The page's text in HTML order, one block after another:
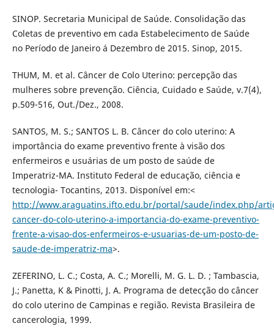
SINOP. Secretaria Municipal de Saúde. Consolidação das
Coletas de preventivo em cada Estabelecimento de Saúde
no Período de Janeiro á Dezembro de 2015. Sinop, 2015.
THUM, M. et al. Câncer de Colo Uterino: percepção das
mulheres sobre prevenção. Ciência, Cuidado e Saúde, v.7(4),
p.509-516, Out./Dez., 2008.
SANTOS, M. S.; SANTOS L. B. Câncer do colo uterino: A
importância do exame preventivo frente à visão dos
enfermeiros e usuárias de um posto de saúde de
Imperatriz-MA. Instituto Federal de educação, ciência e
tecnologia- Tocantins, 2013. Disponível em:<
http://www.araguatins.ifto.edu.br/portal/saude/index.php/
cancer-do-colo-uterino-a-importancia-do-exame-preventivo-
frente-a-visao-dos-enfermeiros-e-usuarias-de-um-posto-de-
saude-de-imperatriz-ma>.
ZEFERINO, L. C.; Costa, A. C.; Morelli, M. G. L. D. ; Tambascia,
J.; Panetta, K & Pinotti, J. A. Programa de detecção do câncer
do colo uterino de Campinas e região. Revista Brasileira de
cancerologia, 1999.